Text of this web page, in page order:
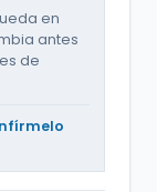
en
antes
de